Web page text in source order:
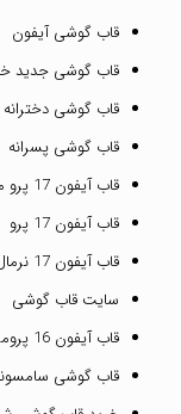
قاب گوشی آیفون
قاب گوشی جدید
قاب گوشی
قاب گوشی پسرانه
قاب آیفون 17 پرو مکس
قاب آیفون 17 پرو
قاب آیفون 17 نرمال
سایت قاب گوشی
قاب آیفون 16 پرومکس
قاب گوشی